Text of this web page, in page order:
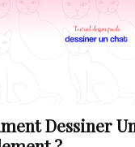
Dessiner